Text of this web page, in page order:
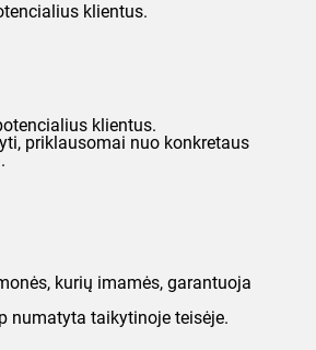
klientus.
klientus.
priklausomai nuo konkretaus
kurių imamės, garantuoja
numatyta taikytinoje teisėje.